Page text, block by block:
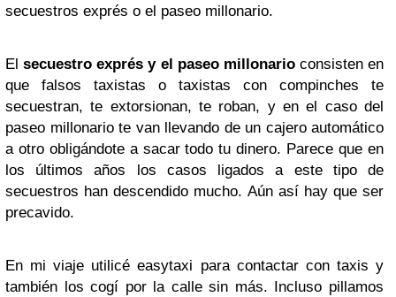
secuestros exprés o el paseo millonario.
El secuestro exprés y el paseo millonarioconsisten en
que falsos taxistas o taxistas con compinches te
secuestran, te extorsionan, te roban, y en el caso del
paseo millonario te van llevando de un cajero automático
a otro obligándote a sacar todo tu dinero. Parece que en
los últimos años los casos ligados a este tipo de
secuestros han descendido mucho. Aún así hay que ser
precavido.
En mi viaje utilicé easytaxi para contactar con taxis y
también los cogí por la calle sin más. Incluso pillamos